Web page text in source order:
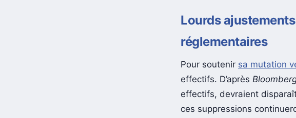
Lourds
réglementaires
Pour soutenir sa mutation
effectifs. D’après
effectifs, devraient
ces suppressions